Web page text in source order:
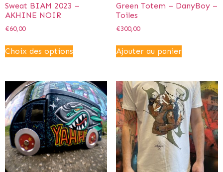
Sweat BIAM 2023 –
AKHINE NOIR
€60,00
Choix des options
Green Totem – DanyBoy –
Toiles
€300,00
Ajouter au panier